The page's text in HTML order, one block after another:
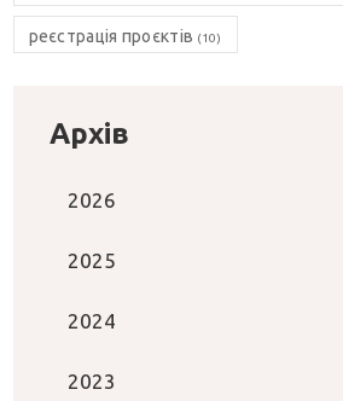
реєстрація проєктів (10)
Архів
2026
2025
2024
2023